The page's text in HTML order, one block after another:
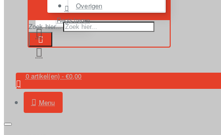
Overigen
Zoek hier...
Registreren
0 artikel(en) - €0,00
Menu